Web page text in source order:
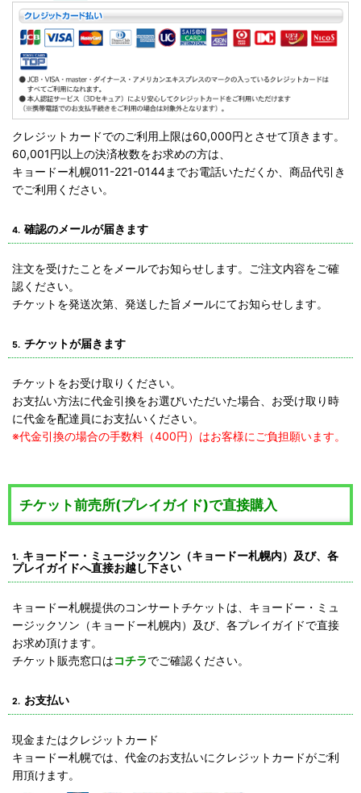
クレジットカードでのご利用上限は60,000円とさせて頂きます。
60,001円以上の決済枚数をお求めの方は、
キョードー札幌011-221-0144までお電話いただくか、商品代引き
でご利用ください。
4. 確認のメールが届きます
注文を受けたことをメールでお知らせします。ご注文内容をご確
認ください。
チケットを発送次第、発送した旨メールにてお知らせします。
5. チケットが届きます
チケットをお受け取りください。
お支払い方法に代金引換をお選びいただいた場合、お受け取り時
に代金を配達員にお支払いください。
※代金引換の場合の手数料（400円）はお客様にご負担願います。
チケット前売所(プレイガイド)で直接購入
1. キョードー・ミュージックソン（キョードー札幌内）及び、各
プレイガイドへ直接お越し下さい
キョードー札幌提供のコンサートチケットは、キョードー・ミュ
ージックソン（キョードー札幌内）及び、各プレイガイドで直接
お求め頂けます。
チケット販売窓口はコチラでご確認ください。
2. お支払い
現金またはクレジットカード
キョードー札幌では、代金のお支払いにクレジットカードがご利
用頂けます。